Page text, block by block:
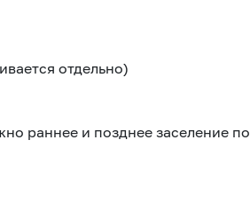
отдельно)
раннее и позднее заселение по